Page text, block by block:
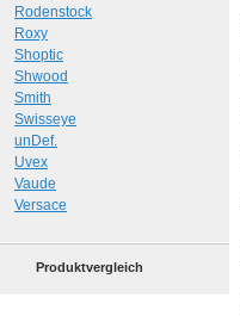
Rodenstock
Roxy
Shoptic
Shwood
Smith
Swisseye
unDef.
Uvex
Vaude
Versace
Produktvergleich